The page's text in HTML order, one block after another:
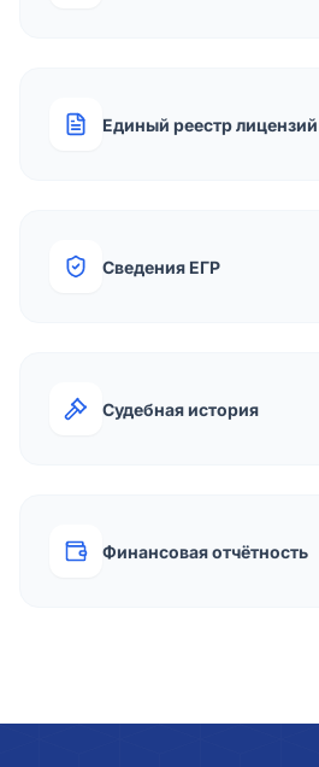
Единый реестр лицензий
Сведения ЕГР
Судебная история
Финансовая отчётность